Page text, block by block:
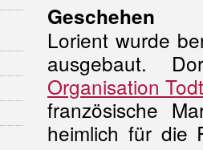
Geschehen
Lorient wurde
ausgebaut.
Organisation
französische
heimlich für die